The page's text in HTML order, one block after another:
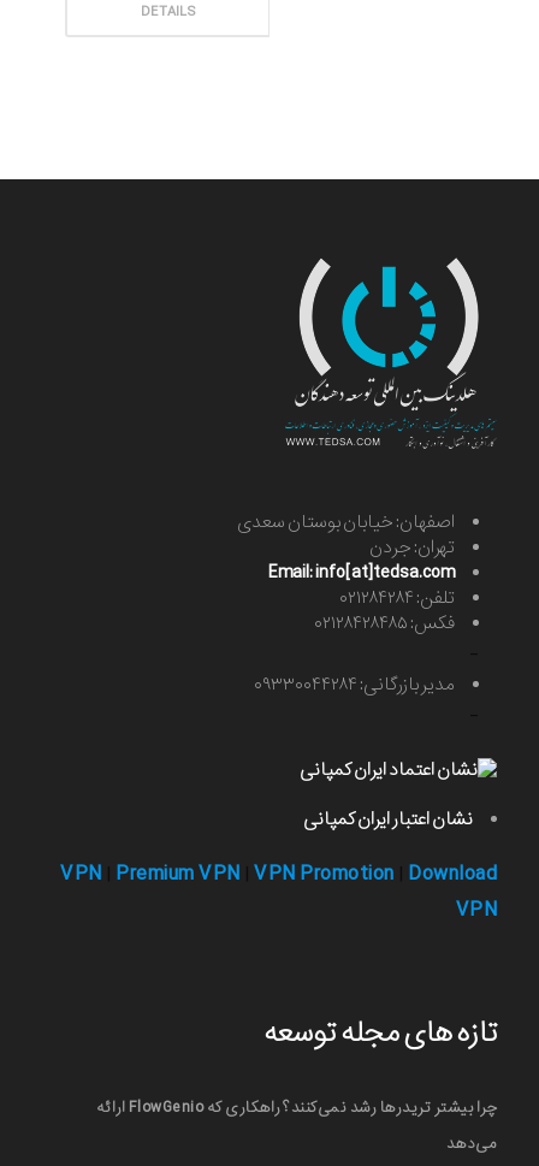
DETAILS
اصفهان: خیابان بوستان سعدی
تهران: جردن
Email: info[at]tedsa.com
تلفن: ۰۲۱۲۸۴۲۸۴
فکس: ۰۲۱۲۸۴۲۸۴۸۵
مدیر بازرگانی: ۰۹۳۳۰۰۴۴۲۸۴
نشان اعتبار ایران کمپانی
VPN Premium VPN VPN Promotion Download
VPN
تازه های مجله توسعه
چرا بیشتر تریدرها رشد نمی‌کنند؟ راهکاری که FlowGenio ارائه
می‌دهد